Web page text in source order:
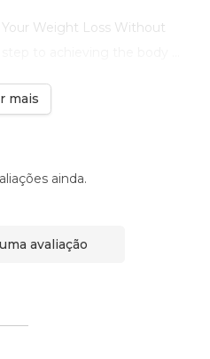
Weight Loss Without
mais
ainda.
avaliação